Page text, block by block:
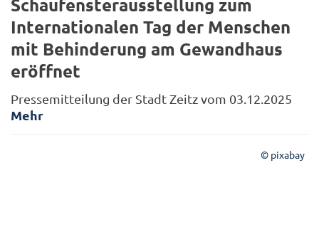
Schaufensterausstellung zum
Internationalen Tag der Menschen
mit Behinderung am Gewandhaus
eröffnet
Pressemitteilung der Stadt Zeitz vom 03.12.2025
Mehr
© pixabay